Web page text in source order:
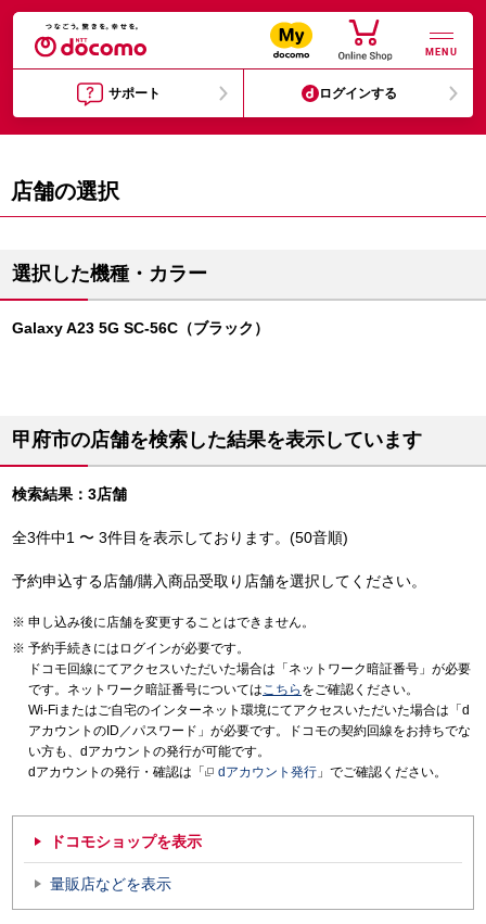
MENU
サポート ログインする
店舗の選択
選択した機種・カラー
Galaxy A23 5G SC-56C（ブラック）
甲府市の店舗を検索した結果を表示しています
検索結果：3店舗
全3件中1 〜 3件目を表示しております。(50音順)
予約申込する店舗/購入商品受取り店舗を選択してください。
申し込み後に店舗を変更することはできません。
予約手続きにはログインが必要です。
ドコモ回線にてアクセスいただいた場合は「ネットワーク暗証番号」が必要
です。ネットワーク暗証番号についてはこちら をご確認ください。
Wi-Fiまたはご自宅のインターネット環境にてアクセスいただいた場合は「d
アカウントのID／パスワード」が必要です。ドコモの契約回線をお持ちでな
い方も、dアカウントの発行が可能です。
dアカウントの発行・確認は「
dアカウント発行 」でご確認ください。
ドコモショップを表示
量販店などを表示